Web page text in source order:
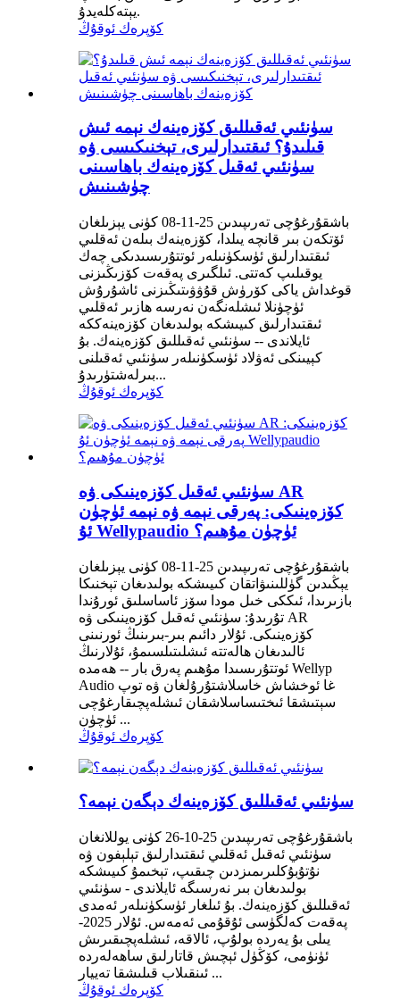
يېتەكلەيدۇ.
كۆپرەك ئوقۇڭ
سۈنئىي ئەقىللىق كۆزەينەك نېمە ئىش
قىلىدۇ؟ ئىقتىدارلىرى، تېخنىكىسى ۋە
سۈنئىي ئەقىل كۆزەينەك باھاسىنى
چۈشىنىش
باشقۇرغۇچى تەرىپىدىن 25-11-08 كۈنى يېزىلغان
ئۆتكەن بىر قانچە يىلدا، كۆزەينەك بىلەن ئەقلىي
ئىقتىدارلىق ئۈسكۈنىلەر ئوتتۇرىسىدىكى چەك
يوقىلىپ كەتتى. ئىلگىرى پەقەت كۆزىڭىزنى
قوغداش ياكى كۆرۈش قۇۋۋىتىڭىزنى ئاشۇرۇش
ئۈچۈنلا ئىشلەنگەن نەرسە ھازىر ئەقلىي
ئىقتىدارلىق كىيىشكە بولىدىغان كۆزەينەككە
ئايلاندى -- سۈنئىي ئەقىللىق كۆزەينەك. بۇ
كېيىنكى ئەۋلاد ئۈسكۈنىلەر سۈنئىي ئەقىلنى
بىرلەشتۈرىدۇ...
كۆپرەك ئوقۇڭ
سۈنئىي ئەقىل كۆزەينىكى ۋە AR
كۆزەينىكى: پەرقى نېمە ۋە نېمە ئۈچۈن
ئۇ Wellypaudio ئۈچۈن مۇھىم؟
باشقۇرغۇچى تەرىپىدىن 25-11-08 كۈنى يېزىلغان
يېڭىدىن گۈللىنىۋاتقان كىيىشكە بولىدىغان تېخنىكا
بازىرىدا، ئىككى خىل مودا سۆز ئاساسلىق ئورۇندا
تۇرىدۇ: سۈنئىي ئەقىل كۆزەينىكى ۋە AR
كۆزەينىكى. ئۇلار دائىم بىر-بىرىنىڭ ئورنىنى
ئالىدىغان ھالەتتە ئىشلىتىلسىمۇ، ئۇلارنىڭ
ئوتتۇرىسىدا مۇھىم پەرق بار -- ھەمدە Wellyp
Audio غا ئوخشاش خاسلاشتۇرۇلغان ۋە توپ
سېتىشقا ئىختىساسلاشقان ئىشلەپچىقارغۇچى
ئۈچۈن ...
كۆپرەك ئوقۇڭ
سۈنئىي ئەقىللىق كۆزەينەك دېگەن نېمە؟
باشقۇرغۇچى تەرىپىدىن 25-10-26 كۈنى يوللانغان
سۈنئىي ئەقىل ئەقلىي ئىقتىدارلىق تېلېفون ۋە
نۇتۇبۇكلىرىمىزدىن چىقىپ، تېخىمۇ كىيىشكە
بولىدىغان بىر نەرسىگە ئايلاندى - سۈنئىي
ئەقىللىق كۆزەينەك. بۇ ئىلغار ئۈسكۈنىلەر ئەمدى
پەقەت كەلگۈسى ئۇقۇمى ئەمەس. ئۇلار 2025-
يىلى بۇ يەردە بولۇپ، ئالاقە، ئىشلەپچىقىرىش
ئۈنۈمى، كۆڭۈل ئېچىش قاتارلىق ساھەلەردە
ئىنقىلاب قىلىشقا تەييار ...
كۆپرەك ئوقۇڭ